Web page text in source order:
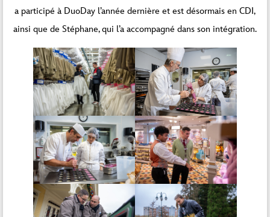
a participé à DuoDay l’année dernière et est désormais en CDI,
ainsi que de Stéphane, qui l’a accompagné dans son intégration.